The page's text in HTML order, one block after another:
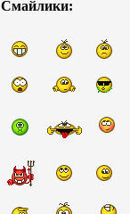
Смайлики: